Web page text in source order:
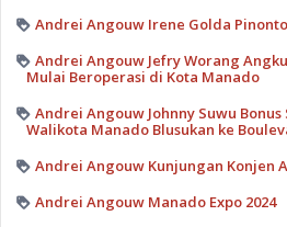
Andrei Angouw Irene Golda
Andrei Angouw Jefry Worang
Mulai Beroperasi di Kota Manado
Andrei Angouw Johnny Suwu
Walikota Manado Blusukan ke
Andrei Angouw Kunjungan Konjen
Andrei Angouw Manado Expo 2024